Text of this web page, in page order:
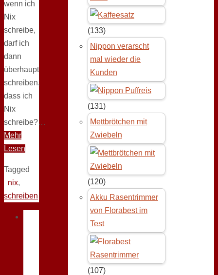
wenn ich
Nix
schreibe,
darf ich
dann
überhaupt
schreiben,
dass ich
Nix
schreibe?…
Mehr
Lesen
Tagged
nix,
schreiben
(133)
Nippon verarscht
mal wieder die
Kunden
(131)
Mettbrötchen mit
Zwiebeln
(120)
Akku Rasentrimmer
von Florabest im
Test
(107)